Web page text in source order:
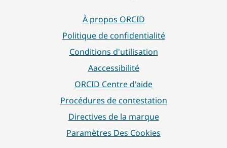
À propos ORCID
Politique de confidentialité
Conditions d'utilisation
Aaccessibilité
ORCID Centre d'aide
Procédures de contestation
Directives de la marque
Paramètres Des Cookies